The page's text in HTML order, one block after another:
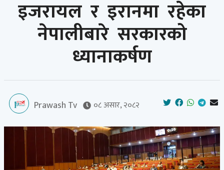
इजरायल र इरानमा रहेका
नेपालीबारे सरकारको
ध्यानाकर्षण
Prawash Tv ०८ असार, २०८२